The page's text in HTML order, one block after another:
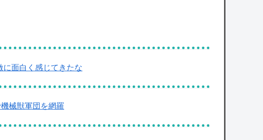
に面白く感じてきたな
械獣軍団を網羅